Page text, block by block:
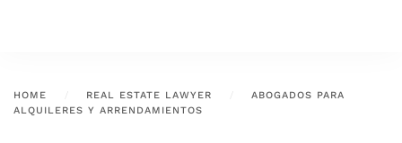
HOME REAL ESTATE LAWYER
ABOGADOS PARA
ALQUILERES Y ARRENDAMIENTOS